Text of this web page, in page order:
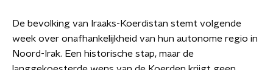
De bevolking van Iraaks-Koerdistan stemt volgende
week over onafhankelijkheid van hun autonome regio in
Noord-Irak. Een historische stap, maar de